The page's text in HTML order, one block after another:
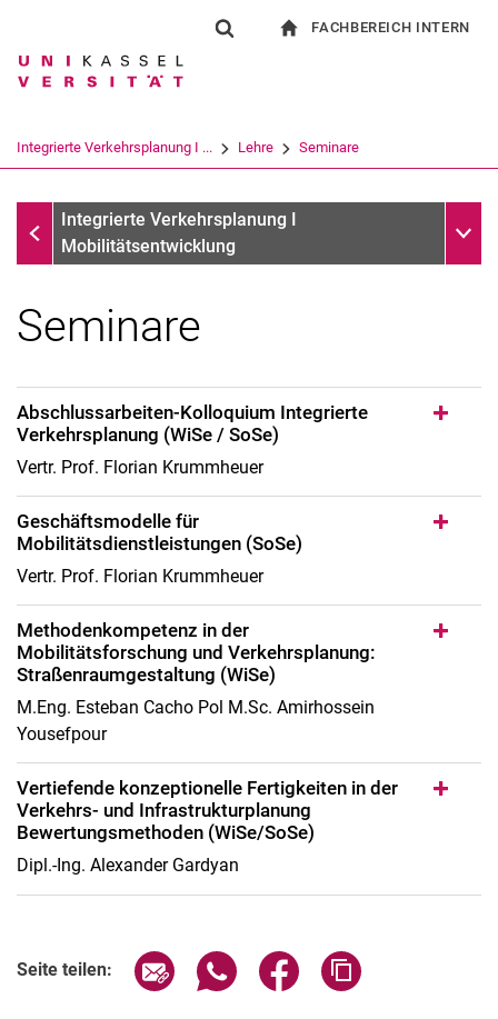
Springe direkt zu: Inhalt
Springe direkt zu: Suche
Springe direkt zu:
Suchbegriff
Suchen (öffnet externen Link in einem
FACHBEREICH INTERN
Integrierte Verkehrsplanung I ... Lehre Seminare
LehreIntegrierte Verkehrsplanung I
Mobilitätsentwicklung
Projekte
Vorlesungen
Seminare
Abschlussarbeiten
Seminare
Abschlussarbeiten-Kolloquium Integrierte
Verkehrsplanung (WiSe / SoSe)
Vertr. Prof. Florian Krummheuer
Geschäftsmodelle für
Mobilitätsdienstleistungen (SoSe)
Vertr. Prof. Florian Krummheuer
Methodenkompetenz in der
Mobilitätsforschung und Verkehrsplanung:
Straßenraumgestaltung (WiSe)
M.Eng. Esteban Cacho Pol M.Sc. Amirhossein
Yousefpour
Vertiefende konzeptionelle Fertigkeiten in der
Verkehrs- und Infrastrukturplanung
Bewertungsmethoden (WiSe/SoSe)
Dipl.-Ing. Alexander Gardyan
Seite teilen: Seite über E-Mail teilen
Seite über WhatsApp teilen
Seite über Facebook